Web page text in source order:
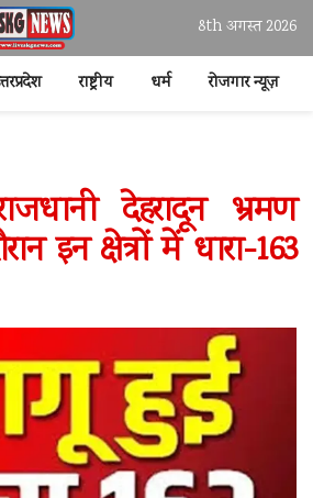
8th अगस्त 2026
राष्ट्रीय धर्म रोजगार न्यूज़
देहरादून भ्रमण
इन क्षेत्रों में धारा-163